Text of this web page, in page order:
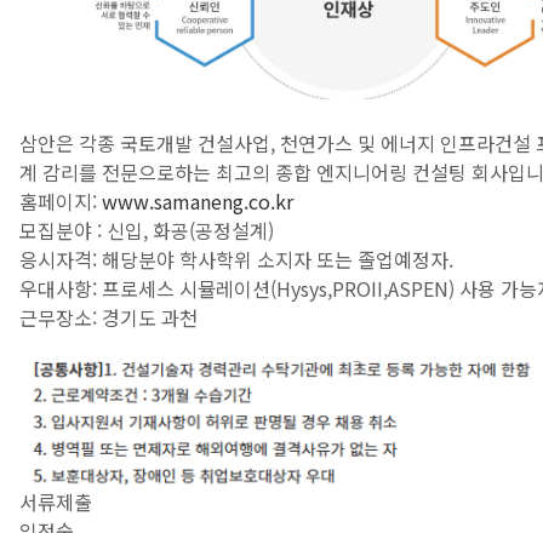
삼안은 각종 국토개발 건설사업, 천연가스 및 에너지 인프라건설
계 감리를 전문으로하는 최고의 종합 엔지니어링 컨설팅 회사입
홈페이지:www.samaneng.co.kr
모집분야 : 신입, 화공(공정설계)
응시자격: 해당분야 학사학위 소지자 또는 졸업예정자.
우대사항: 프로세스 시뮬레이션(Hysys,PROII,ASPEN) 사용 가능
근무장소: 경기도 과천
서류제출